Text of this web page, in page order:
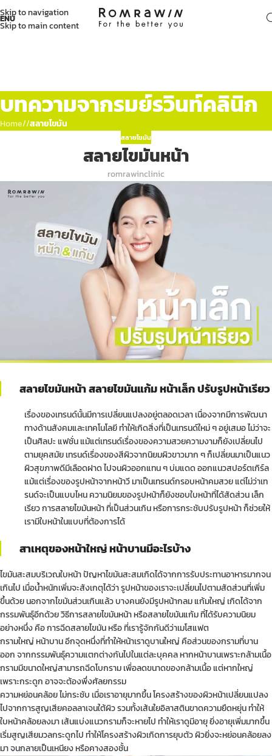
Skip to navigation
Skip to main content
บทความจากรมย์รวินท์คลินิก
Home/ สลายไขมัน
สลายไขมัน
สลายไขมันหน้า
romrawinclinic
สลายไขมันหน้า สลายไขมันแก้ม หน้าเล็ก ปรับรูปหน้าเรียว
เรื่องของเทรนด์นั้นมีการเปลี่ยนแปลงอยู่ตลอดเวลา เนื่องจากมีการพัฒนา
ทางด้านสังคมและเทคโนโลยี ทำให้เกิดสิ่งที่เป็นเทรนด์ใหม่ ๆ อยู่เสมอ ไม่ว่าจะ
เป็นศิลปะ แฟชั่น แม้แต่เทรนด์เรื่องของความสวยความงามก็ยังเปลี่ยนไป
ตามยุคสมัย เทรนด์เรื่องของสีผิวจากนิยมผิวขาวมาก ๆ ก็เปลี่ยนมาเป็นแนว
ผิวสุขภาพดีมีเลือดฝาด ไปจนผิวออกแทน ๆ บ่มแดด ออกแนวสปอร์ตเกิร์ล
แม้แต่เรื่องของรูปหน้าจากหน้าวี มาเป็นเทรนด์กรอบหน้าคมสวย แต่ไม่ว่าเท
รนด์จะเป็นแบบไหน ความนิยมของรูปหน้าก็ยังชอบใบหน้าที่ได้สัดส่วน เล็ก
เรียว การสลายไขมันหน้า ที่เป็นส่วนเกิน หรือการกระชับปรับรูปหน้า ก็ช่วยให้
เรามีใบหน้าในแบบที่ต้องการได้
สาเหตุของหน้าใหญ่ หน้าบานมีอะไรบ้าง
ไขมันสะสมบริเวณใบหน้า ปัญหาไขมันสะสมเกิดได้จากการรับประทานอาหารมากจน
เกินไป เมื่อน้ำหนักเพิ่มจะสังเกตุได้ว่า รูปหน้าของเราจะเปลี่ยนไปตามสัดส่วนที่เพิ่ม
ขึ้นด้วย นอกจากไขมันส่วนเกินแล้ว บางคนยังมีรูปหน้ากลม แก้มใหญ่ เกิดได้จาก
กรรมพันธุ์อีกด้วย วิธีการสลายไขมันหน้า หรือสลายไขมันแก้ม ที่ได้รับความนิยม
อย่างหนึ่ง คือ การฉีดสลายไขมัน หรือ ที่เรารู้จักกันดีว่าเมโสแฟต
กรามใหญ่ หน้าบาน อีกจุดหนึ่งที่ทำให้หน้าเราดูบานใหญ่ คือส่วนของกรามที่บาน
ออก จากกรรมพันธุ์ความแตกต่างกันไปในแต่ละบุคคล หากหน้าบานเพราะกล้ามเนื้อ
กรามมีขนาดใหญ่สามารถฉีดโบกราม เพื่อลดขนาดของกล้ามเนื้อ แต่หากใหญ่
เพราะกระดูก อาจจะต้องพึ่งศัลยกรรม
ความหย่อนคล้อย ไม่กระชับ เมื่อเราอายุมากขึ้น โครงสร้างของผิวหน้าเปลี่ยนแปลง
ไปจากการสูญเสียคอลลาเจนใต้ผิว รวมทั้งเส้นใยอิลาสตินขาดความยืดหยุ่น ทำให้
ใบหน้าคล้อยลงมา เส้นแบ่งแนวกรามก็จะหายไป ทำให้เราดูมีอายุ ยิ่งอายุเพิ่มมากขึ้น
เริ่มสูญเสียมวลกระดูกไป ทำให้โครงสร้างผิวเกิดการยุบตัว ผิวยิ่งจะหย่อนคล้อยลง
มา จนกลายเป็นเหนียง หรือคางสองชั้น